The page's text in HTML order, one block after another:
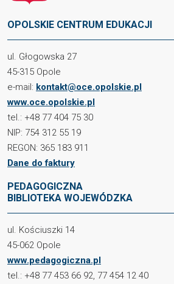
OPOLSKIE CENTRUM EDUKACJI
ul. Głogowska 27
45-315 Opole
e-mail: kontakt@oce.opolskie.pl
www.oce.opolskie.pl
tel.: +48 77 404 75 30
NIP: 754 312 55 19
REGON: 365 183 911
Dane do faktury
PEDAGOGICZNA
BIBLIOTEKA WOJEWÓDZKA
ul. Kościuszki 14
45-062 Opole
www.pedagogiczna.pl
tel.: +48 77 453 66 92, 77 454 12 40